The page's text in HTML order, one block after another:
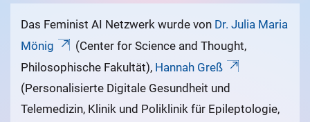
Das Feminist AI Netzwerk wurde von Dr. Julia Maria
Mönig
(Center for Science and Thought,
Philosophische Fakultät), Hannah Greß
(Personalisierte Digitale Gesundheit und
Telemedizin, Klinik und Poliklinik für Epileptologie,